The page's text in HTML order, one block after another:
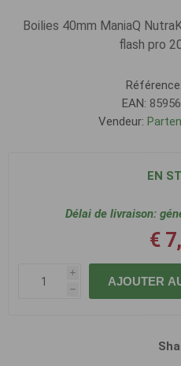
Boilies 40mm ManiaQ
flash pro
Référence:
EAN:
Vendeur:
EN
Délai de livraison:
€
i
h
AJOUTER